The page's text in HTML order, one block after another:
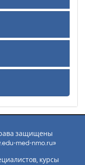
защищены
med-nmo.ru»
курсы